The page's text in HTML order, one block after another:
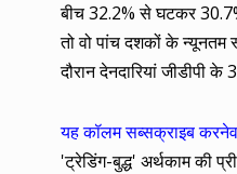
बीच 32.2% से घटकर
तो वो पांच दशकों के
दौरान देनदारियां जीडीपी
यह कॉलम सब्सक्राइब
'ट्रेडिंग-बुद्ध' अर्थकाम की